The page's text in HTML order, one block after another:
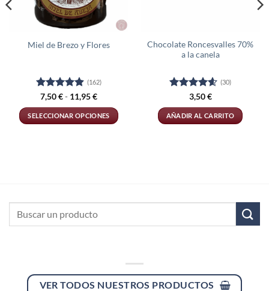
Miel de Brezo y Flores
Valorado
con4.9de
5
(162)
7,50€- 11,95€Rango
precios:
desde
7,50 €
SELECCIONAR OPCIONES
opciones
se
página
Chocolate Roncesvalles 70%
a la canela
Valorado
con4.6de
5
(30)
3,50€
AÑADIR AL CARRITO
VER TODOS NUESTROS PRODUCTOS